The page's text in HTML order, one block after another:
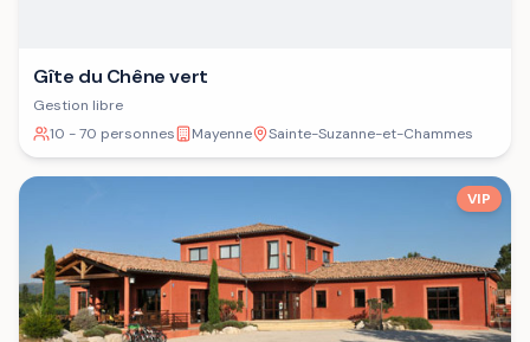
Gîte du Chêne vert
Gestion libre
10 - 70 personnes
Mayenne Sainte-Suzanne-et-Chammes
VIP